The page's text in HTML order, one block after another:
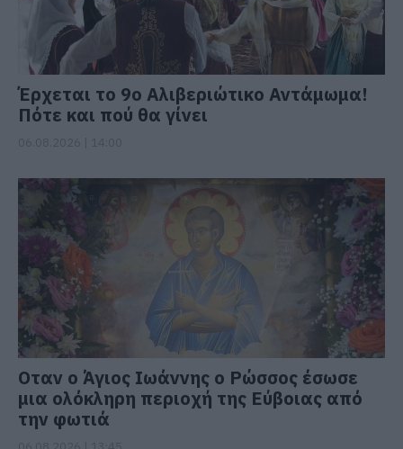
Έρχεται το 9ο Αλιβεριώτικο Αντάμωμα!
Πότε και πού θα γίνει
Οταν ο Άγιος Ιωάννης ο Ρώσσος έσωσε
μια ολόκληρη περιοχή της Εύβοιας από
την φωτιά